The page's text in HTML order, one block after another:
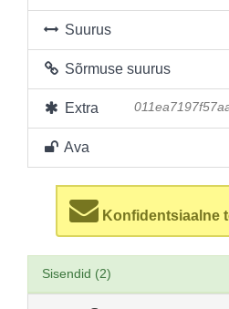
Suurus
Sõrmuse suurus
Extra
Ava
Konfidentsiaalne
Sisendid (2)